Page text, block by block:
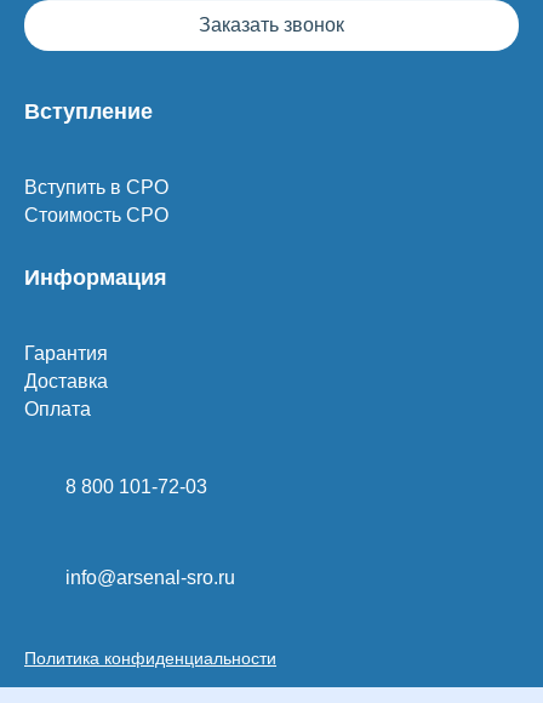
Заказать звонок
Политика конфиденциальности
Вступление
Вступить в СРО
Стоимость СРО
Информация
Гарантия
Доставка
Оплата
8 800 101-72-03
info@arsenal-sro.ru